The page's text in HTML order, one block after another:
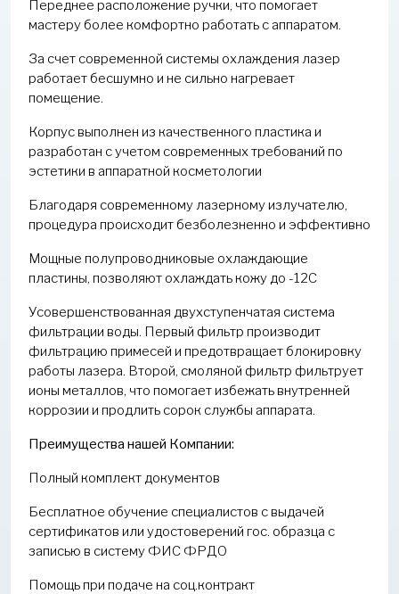
Переднее расположение ручки, что помогает
мастеру более комфортно работать с аппаратом.
За счет современной системы охлаждения лазер
работает бесшумно и не сильно нагревает
помещение.
Корпус выполнен из качественного пластика и
разработан с учетом современных требований по
эстетики в аппаратной косметологии
Благодаря современному лазерному излучателю,
процедура происходит безболезненно и эффективно
Мощные полупроводниковые охлаждающие
пластины, позволяют охлаждать кожу до -12С
Усовершенствованная двухступенчатая система
фильтрации воды. Первый фильтр производит
фильтрацию примесей и предотвращает блокировку
работы лазера. Второй, смоляной фильтр фильтрует
ионы металлов, что помогает избежать внутренней
коррозии и продлить сорок службы аппарата.
Преимущества нашей Компании:
Полный комплект документов
Бесплатное обучение специалистов с выдачей
сертификатов или удостоверений гос. образца с
записью в систему ФИС ФРДО
Помощь при подаче на соц.контракт